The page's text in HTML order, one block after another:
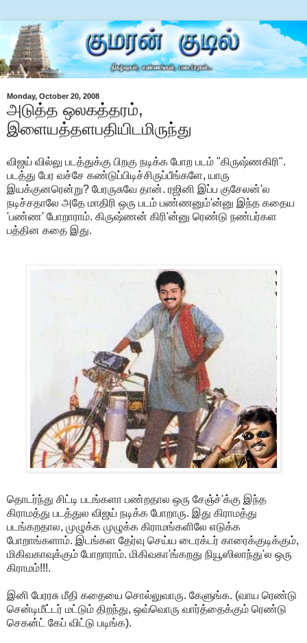
Monday, October 20, 2008
அடுத்த ஒலகத்தரம்,
இளையத்தளபதியிடமிருந்து
விஜய் வில்லு படத்துக்கு பிறகு நடிக்க போற படம் "கிருஷ்ணகிரி".
படத்து பேர வச்சே கண்டுப்பிடிச்சிருப்பீங்களே, யாரு
இயக்குனரென்று? பேரருசுவே தான். ரஜினி இப்ப குசேலன்'ல
நடிச்சதாலே அதே மாதிரி ஒரு படம் பண்ணனும்'ன்னு இந்த கதைய
'பண்ண' போறாராம். கிருஷ்ணன் கிரி'ன்னு ரெண்டு நண்பர்கள
பத்தின கதை இது.
தொடர்ந்து சிட்டி படங்களா பண்றதால ஒரு சேஞ்ச்'க்கு இந்த
கிராமத்து படத்துல விஜய் நடிக்க போறாரு. இது கிராமத்து
படங்கறதால, முழுக்க முழுக்க கிராமங்களிலே எடுக்க
போறாங்களாம். இடங்கள தேர்வு செய்ய டைரக்டர் காரைக்குடிக்கும்,
மிகிவகாவுக்கும் போறாராம். மிகிவகா'ங்கறது நியூஸிலாந்து'ல ஒரு
கிராமம்!!!.
இனி பேரரசு மீதி கதையை சொல்லுவாரு. கேளுங்க. (வாய ரெண்டு
சென்டிமீட்டர் மட்டும் திறந்து, ஒவ்வொரு வார்த்தைக்கும் ரெண்டு
செகன்ட் கேப் விட்டு படிங்க).